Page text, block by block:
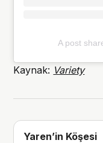
A post
Kaynak: Variety
Yaren’in Köşesi